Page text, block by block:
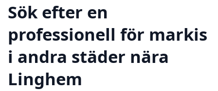
Sök efter en
professionell för markis
i andra städer nära
Linghem